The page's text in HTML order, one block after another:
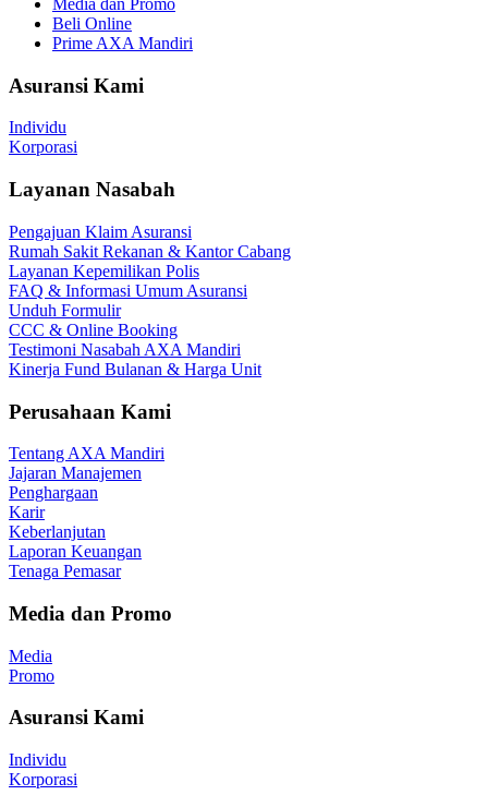
Media dan Promo
Beli Online
Prime AXA Mandiri
Asuransi Kami
Individu
Korporasi
Layanan Nasabah
Pengajuan Klaim Asuransi
Rumah Sakit Rekanan & Kantor Cabang
Layanan Kepemilikan Polis
FAQ & Informasi Umum Asuransi
Unduh Formulir
CCC & Online Booking
Testimoni Nasabah AXA Mandiri
Kinerja Fund Bulanan & Harga Unit
Perusahaan Kami
Tentang AXA Mandiri
Jajaran Manajemen
Penghargaan
Karir
Keberlanjutan
Laporan Keuangan
Tenaga Pemasar
Media dan Promo
Media
Promo
Asuransi Kami
Individu
Korporasi